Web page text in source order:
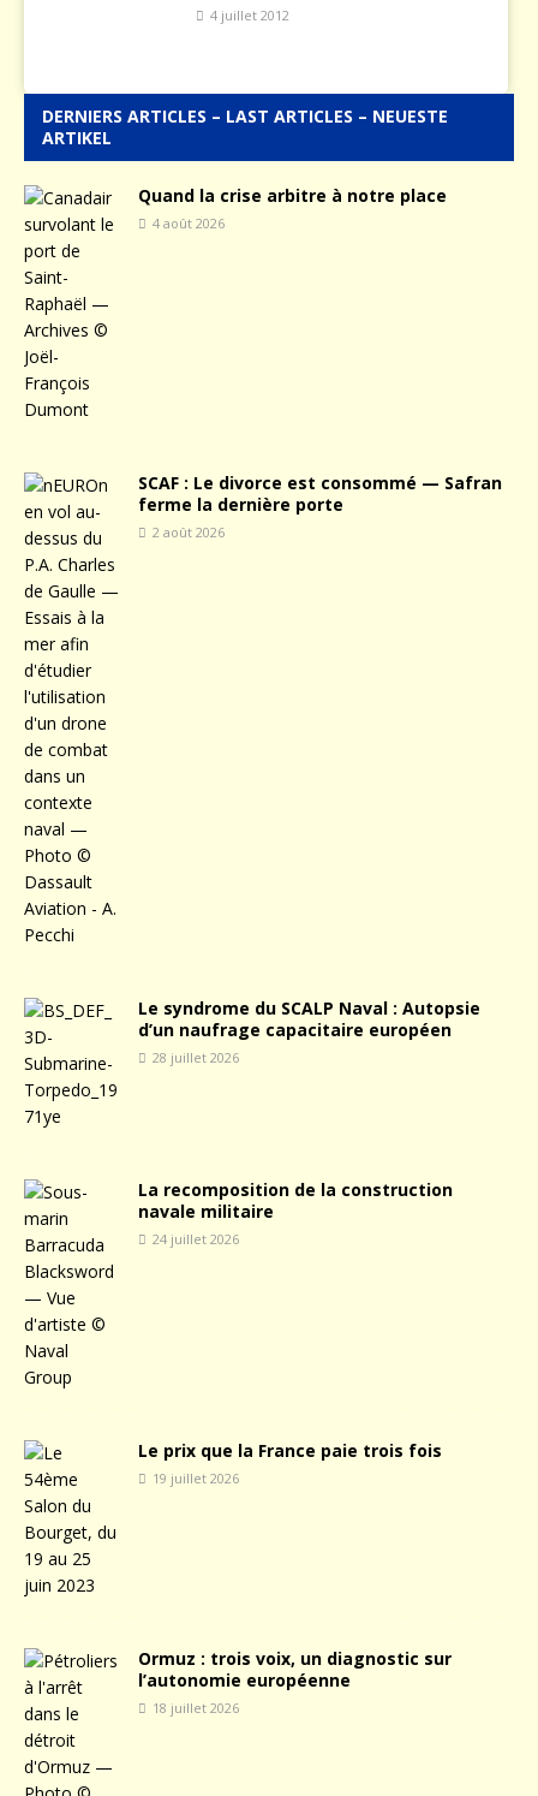
4 juillet 2012
DERNIERS ARTICLES – LAST ARTICLES – NEUESTE
ARTIKEL
Quand la crise arbitre à notre place
4 août 2026
SCAF : Le divorce est consommé — Safran
ferme la dernière porte
2 août 2026
Le syndrome du SCALP Naval : Autopsie
d’un naufrage capacitaire européen
28 juillet 2026
La recomposition de la construction
navale militaire
24 juillet 2026
Le prix que la France paie trois fois
19 juillet 2026
Ormuz : trois voix, un diagnostic sur
l’autonomie européenne
18 juillet 2026